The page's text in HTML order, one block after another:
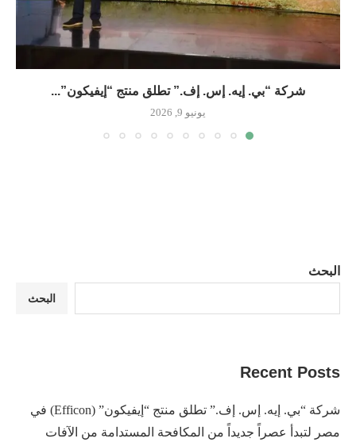
شركة “بي. إيه. إس. إف.” تطلق منتج “إيفيكون”...
يونيو 9, 2026
البحث
البحث
Recent Posts
شركة “بي. إيه. إس. إف.” تطلق منتج “إيفيكون” (Efficon) في
مصر لتبدأ عصراً جديداً من المكافحة المستدامة من الآفات